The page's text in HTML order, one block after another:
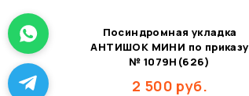
Посиндромная укладка
АНТИШОК МИНИ по приказу
№ 1079Н(626)
2 500 руб.